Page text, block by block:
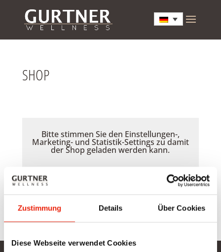
Zustimmung Details Über Cookies
Diese Webseite verwendet Cookies
SHOP
Bitte stimmen Sie den Einstellungen-,
Marketing- und Statistik-Settings zu damit
der Shop geladen werden kann.